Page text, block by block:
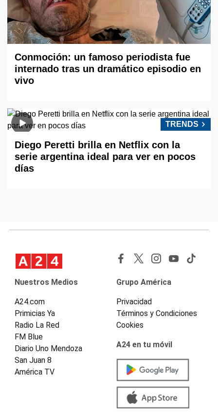
Conmoción: un famoso periodista fue
internado tras un dramático episodio en
vivo
TRENDS
Diego Peretti brilla en Netflix con la
serie argentina ideal para ver en pocos
días
Nuestros Medios
A24.com
Primicias Ya
Radio La Red
FM Blue
Diario Uno Mendoza
San Juan 8
América TV
Grupo América
Privacidad
Términos y Condiciones
Cookies
A24 en tu móvil